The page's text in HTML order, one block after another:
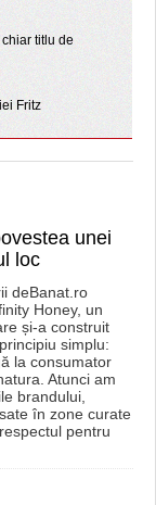
titlu de
Fritz
unei
loc
deBanat.ro
Honey, un
și-a construit
simplu:
la consumator
Atunci am
brandului,
în zone curate
pentru